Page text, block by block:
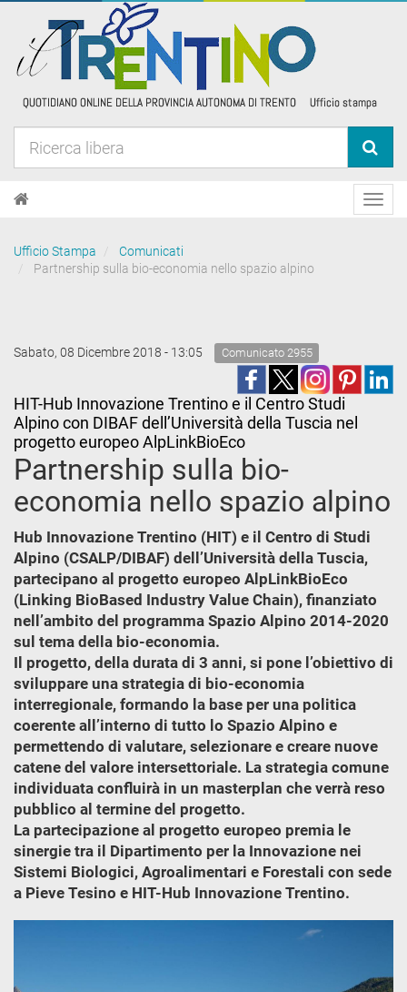
Ufficio Stampa
Comunicati
Partnership sulla bio-economia nello spazio alpino
Sabato, 08 Dicembre 2018 - 13:05 Comunicato 2955
HIT-Hub Innovazione Trentino e il Centro Studi
Alpino con DIBAF dell’Università della Tuscia nel
progetto europeo AlpLinkBioEco
Partnership sulla bio-
economia nello spazio alpino
Hub Innovazione Trentino (HIT) e il Centro di Studi
Alpino (CSALP/DIBAF) dell’Università della Tuscia,
partecipano al progetto europeo AlpLinkBioEco
(Linking BioBased Industry Value Chain), finanziato
nell’ambito del programma Spazio Alpino 2014-2020
sul tema della bio-economia.
Il progetto, della durata di 3 anni, si pone l’obiettivo di
sviluppare una strategia di bio-economia
interregionale, formando la base per una politica
coerente all’interno di tutto lo Spazio Alpino e
permettendo di valutare, selezionare e creare nuove
catene del valore intersettoriale. La strategia comune
individuata confluirà in un masterplan che verrà reso
pubblico al termine del progetto.
La partecipazione al progetto europeo premia le
sinergie tra il Dipartimento per la Innovazione nei
Sistemi Biologici, Agroalimentari e Forestali con sede
a Pieve Tesino e HIT-Hub Innovazione Trentino.